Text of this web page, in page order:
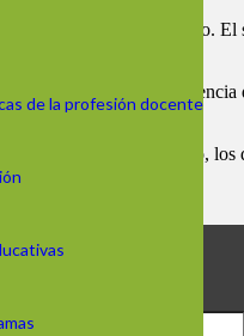
de la profesión docente
y el 28% un nivel alto.
que sufren mayor
En este aspecto,
y de sueño.